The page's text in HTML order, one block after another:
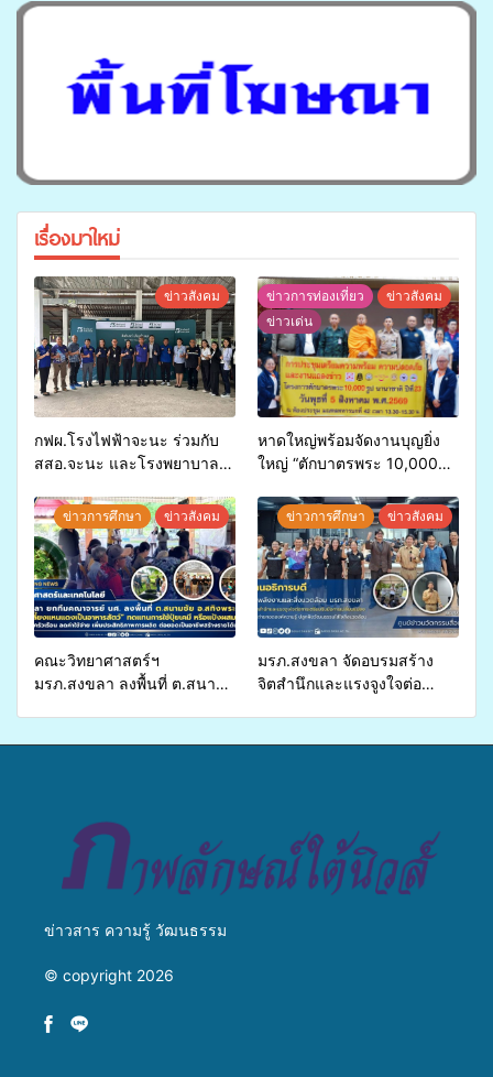
เรื่องมาใหม่
ข่าวสังคม
กฟผ.โรงไฟฟ้าจะนะ ร่วมกับ
สสอ.จะนะ และโรงพยาบาล
แพทย์เคลื่อนที่ ประจำปี 2569
ข่าวการท่องเที่ยว
ข่าวสังคม
ข่าวเด่น
หาดใหญ่พร้อมจัดงานบุญยิ่ง
ใหญ่ “ตักบาตรพระ 10,000
พ่อ” ปีที่ 23 รวมพลัง
พุทธศาสนิกชน 4 ประเทศ
สืบสานประเพณีแห่งศรัทธา
ข่าวการศึกษา ข่าวสังคม
คณะวิทยาศาสตร์ฯ
มรภ.สงขลา ลงพื้นที่ ต.สนาม
ข่าวการศึกษา ข่าวสังคม
มรภ.สงขลา จัดอบรมสร้าง
จิตสำนึกและแรงจูงใจต่อ
ข่าวสาร ความรู้ วัฒนธรรม
© copyright 2026